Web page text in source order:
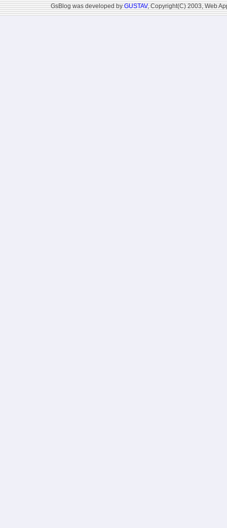
GsBlog was developed byGUSTAV, Copyright(C) 2003, Web